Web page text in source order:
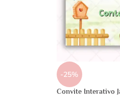
-25%
Convite Interativo